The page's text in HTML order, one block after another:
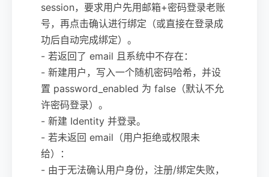
session，要求用户先用邮箱+密码登录老账
号，再点击确认进行绑定（或直接在登录成
功后自动完成绑定）。
- 若返回了 email 且系统中不存在：
- 新建用户，写入一个随机密码哈希，并设
置 password_enabled 为 false（默认不允
许密码登录）。
- 新建 Identity 并登录。
- 若未返回 email（用户拒绝或权限未
给）：
- 由于无法确认用户身份，注册/绑定失败，